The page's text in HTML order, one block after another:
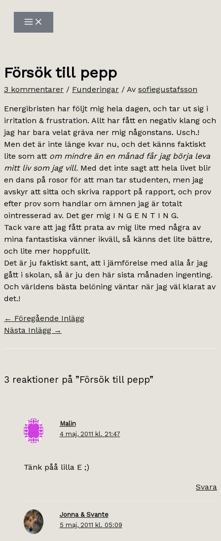
innehåll
Försök till pepp
3 kommentarer / Funderingar / Av sofiegustafsson
Energibristen har följt mig hela dagen, och tar ut sig i
irritation & frustration. Allt har fått en negativ klang och
jag har bara velat gräva ner mig någonstans. Usch.!
Men det är inte länge kvar nu, och det känns faktiskt
lite som att om mindre än en månad får jag börja leva
mitt liv som jag vill. Med det inte sagt att hela livet blir
en dans på rosor för att man tar studenten, men jag
avskyr att sitta och skriva rapport på rapport, och prov
efter prov som handlar om ämnen jag är totalt
ointresserad av. Det ger mig I N G E N T I N G.
Tack vare att jag fått prata av mig lite med några av
mina fantastiska vänner ikväll, så känns det lite bättre,
och lite mer hoppfullt.
Det är ju faktiskt sant, att i jämförelse med alla år jag
gått i skolan, så är ju den här sista månaden ingenting.
Och världens bästa belöning väntar när jag väl klarat av
det.!
← Föregående Inlägg
Nästa Inlägg →
3 reaktioner på ”Försök till pepp”
Malin
4 maj, 2011 kl. 21:47
Tänk påå lilla E ;)
Svara
Jonna & Svante
5 maj, 2011 kl. 05:09